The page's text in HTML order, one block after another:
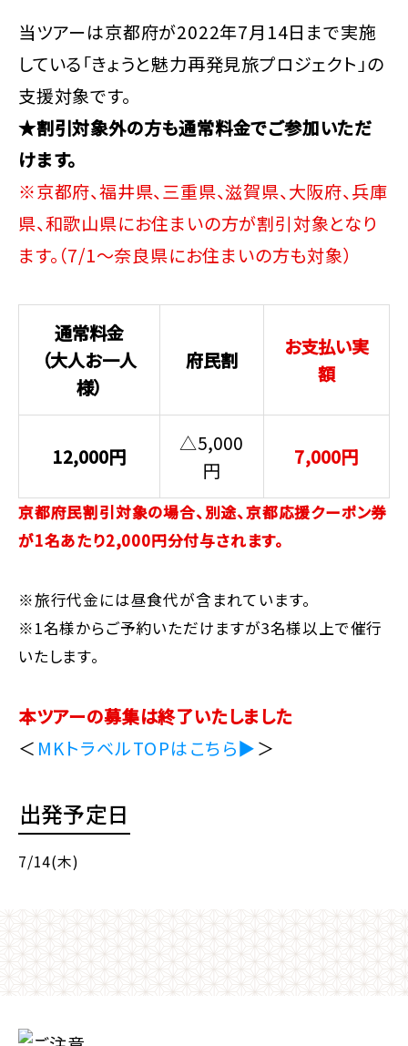
当ツアーは京都府が2022年7月14日まで実施
している「きょうと魅力再発見旅プロジェクト」の
支援対象です。
★割引対象外の方も通常料金でご参加いただ
けます。
※京都府、福井県、三重県、滋賀県、大阪府、兵庫
県、和歌山県にお住まいの方が割引対象となり
ます。（7/1～奈良県にお住まいの方も対象）
通常料金
（大人お一人
様）
府民割
お支払い実
額
12,000円
△5,000
円
7,000円
京都府民割引対象の場合、別途、京都応援クーポン券
が1名あたり2,000円分付与されます。
※旅行代金には昼食代が含まれています。
※1名様からご予約いただけますが3名様以上で催行
いたします。
本ツアーの募集は終了いたしました
＜ MKトラベルTOPはこちら▶＞
出発予定日
7/14(木)